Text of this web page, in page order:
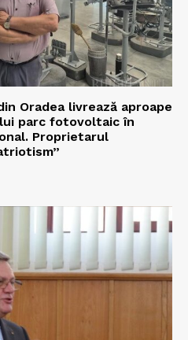
Oradea livrează aproape
parc fotovoltaic în
Proprietarul